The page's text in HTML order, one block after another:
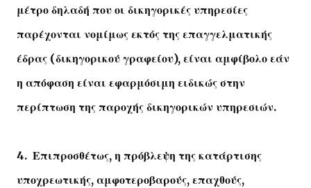
μέτρο δηλαδή που οι δικηγορικές υπηρεσίες
παρέχονται νομίμως εκτός της επαγγελματικής
έδρας (δικηγορικού γραφείου), είναι αμφίβολο εάν
η απόφαση είναι εφαρμόσιμη ειδικώς στην
περίπτωση της παροχής δικηγορικών υπηρεσιών.
4. Επιπροσθέτως, η πρόβλεψη της κατάρτισης
υποχρεωτικής, αμφοτεροβαρούς, επαχθούς,